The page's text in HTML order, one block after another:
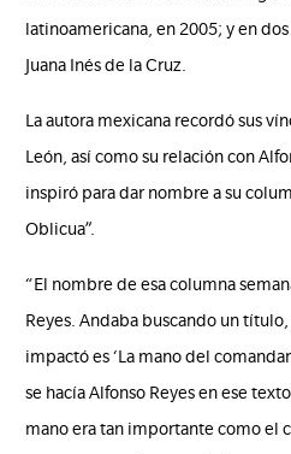
latinoamericana, en 2005; y en
Juana Inés de la Cruz.
La autora mexicana recordó sus
León, así como su relación con
inspiró para dar nombre a su
Oblicua”.
“El nombre de esa columna
Reyes. Andaba buscando un
impactó es ‘La mano del
se hacía Alfonso Reyes en ese
mano era tan importante como el